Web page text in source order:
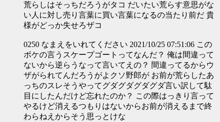
荒らしはそっちだろうがタコ だいたい荒らす意思がな
い人に対し売り言葉に買い言葉になるの当たり前だ 貴
様がどっか失せろザコ
0250 なまえをいれてください 2021/10/25 07:51:06 この
ボケの言うスケープゴートってなんだ？ 俺は間違って
ないから逆らうなって言いてえの？ 間違ってるからウ
ザがられてんだろうがよクソ野郎が お前が荒らしたあ
っちのスレそうやってグダグダグダグダ言い訳して駄
目にしたんだけど忘れたのか？ この際はっきり言って
やるけど消えるつもりはないからお前が消えるまで終
わらねえからそう思っとけな